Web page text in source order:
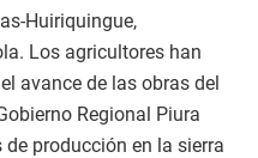
Huiriquingue,
Los agricultores han
avance de las obras del
Regional Piura
producción en la sierra